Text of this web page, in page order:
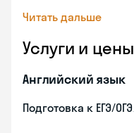
Читать дальше
Услуги и цены
Английский язык
Подготовка к ЕГЭ/ОГЭ